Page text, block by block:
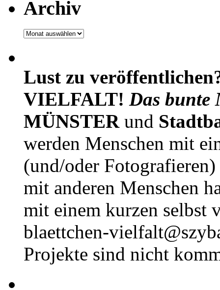
Archiv
Archiv
Lust zu
VIELFALT! Das bunte
MÜNSTERund
werden Menschen mit
(und/oder
mit anderen Menschen
mit einem kurzen selbst
blaettchen-
Projekte sind nicht